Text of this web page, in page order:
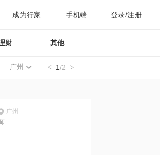
成为行家 手机端 登录/注册
财 其他
广州 1/2
广州